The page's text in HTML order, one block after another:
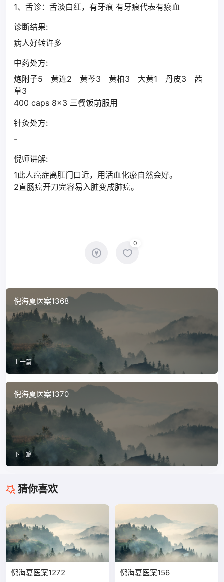
1、舌诊：舌淡白红，有牙痕 有牙痕代表有瘀血
诊断结果:
病人好转许多
中药处方:
炮附子5 黄连2 黄芩3 黄柏3 大黄1 丹皮3 茜
草3
400 caps 8x3 三餐饭前服用
针灸处方:
-
倪师讲解:
1此人癌症离肛门口近，用活血化瘀自然会好。
2直肠癌开刀完容易入脏变成肺癌。
0
倪海夏医案1368
上一篇
倪海夏医案1370
下一篇
猜你喜欢
倪海夏医案1272 倪海夏医案156